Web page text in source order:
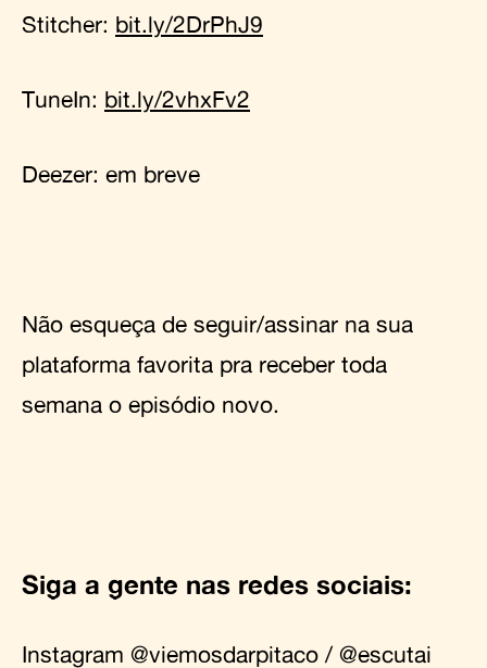
Stitcher: bit.ly/2DrPhJ9
TuneIn: bit.ly/2vhxFv2
Deezer: em breve
Não esqueça de seguir/assinar na sua
plataforma favorita pra receber toda
semana o episódio novo.
Siga a gente nas redes sociais:
Instagram @viemosdarpitaco / @escutai